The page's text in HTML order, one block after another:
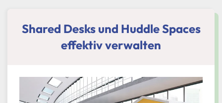
Shared Desks und Huddle Spaces
effektiv verwalten